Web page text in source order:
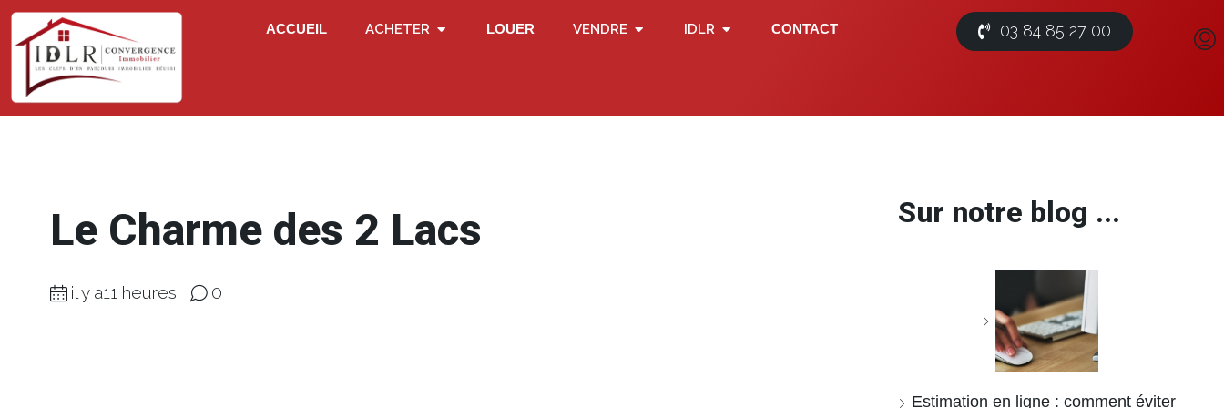
ACCUEIL ACHETER LOUER VENDRE IDLR CONTACT 03 84 85 27 00
Le Charme des 2 Lacs
il y a11 heures 0
Sur notre blog ...
Estimation en ligne : comment éviter